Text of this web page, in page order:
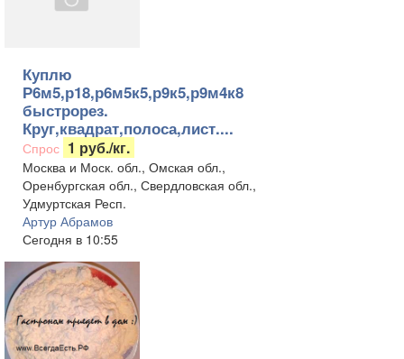
Куплю
Р6м5,р18,р6м5к5,р9к5,р9м4к8
быстрорез.
Круг,квадрат,полоса,лист....
Спрос 1 руб./кг.
Москва и Моск. обл., Омская обл.,
Оренбургская обл., Свердловская обл.,
Удмуртская Респ.
Артур Абрамов
Сегодня в 10:55